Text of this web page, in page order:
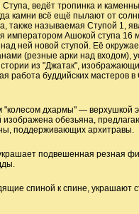
Ступа, ведёт тропинка и
камни всё ещё пылают от
также называемая Ступой 1,
императором Ашокой ступа 16
ней новой ступой. Её
(резные арки над входом),
из "Джатак",
работа буддийских мастеров
дхармы" — верхушкой
изображена обезьяна,
поддерживающих архитравы.
подвешенная резная
спиной к спине, украшают